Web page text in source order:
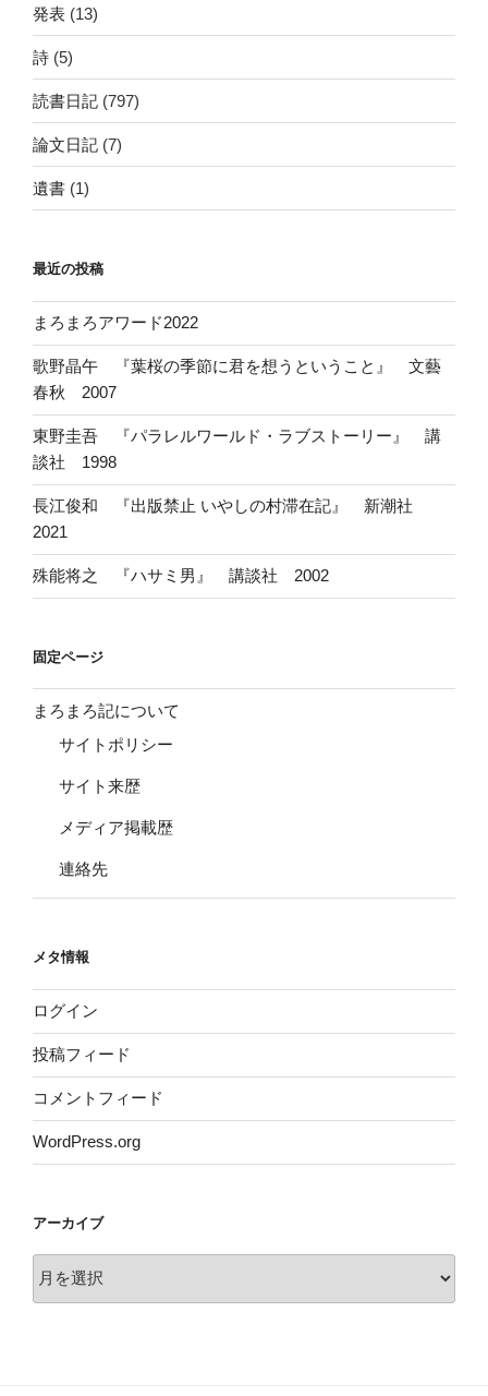
発表 (13)
詩 (5)
読書日記 (797)
論文日記 (7)
遺書 (1)
最近の投稿
まろまろアワード2022
歌野晶午 『葉桜の季節に君を想うということ』 文藝
春秋 2007
東野圭吾 『パラレルワールド・ラブストーリー』 講
談社 1998
長江俊和 『出版禁止 いやしの村滞在記』 新潮社
2021
殊能将之 『ハサミ男』 講談社 2002
固定ページ
まろまろ記について
サイトポリシー
サイト来歴
メディア掲載歴
連絡先
メタ情報
ログイン
投稿フィード
コメントフィード
WordPress.org
アーカイブ
ー